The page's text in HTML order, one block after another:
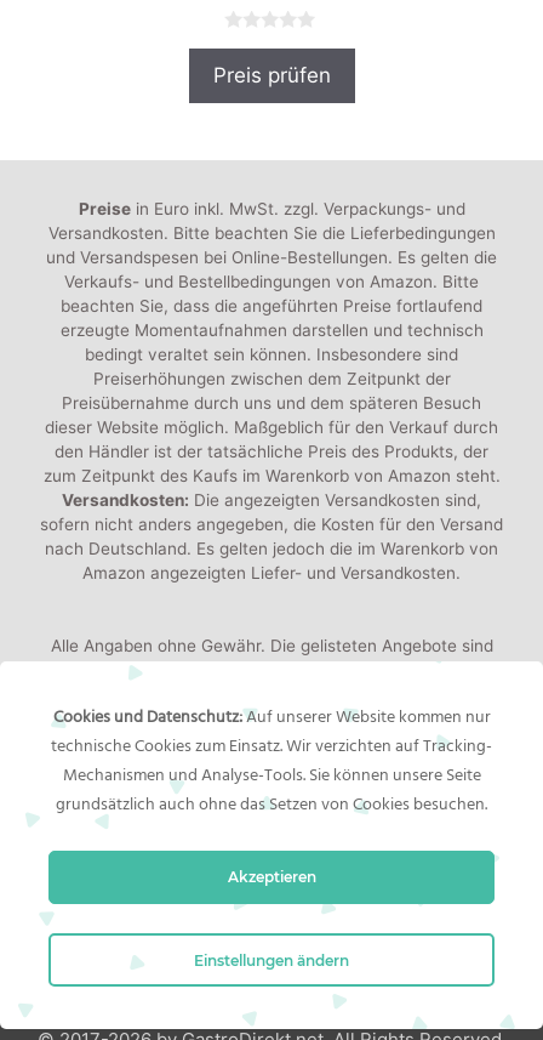
0
o
Preis prüfen
Preisein Euro inkl. MwSt. zzgl. Verpackungs- und
Versandkosten. Bitte beachten Sie die Lieferbedingungen
und Versandspesen bei Online-Bestellungen. Es gelten die
Verkaufs- und Bestellbedingungen von Amazon. Bitte
beachten Sie, dass die angeführten Preise fortlaufend
erzeugte Momentaufnahmen darstellen und technisch
bedingt veraltet sein können. Insbesondere sind
Preiserhöhungen zwischen dem Zeitpunkt der
Preisübernahme durch uns und dem späteren Besuch
dieser Website möglich. Maßgeblich für den Verkauf durch
den Händler ist der tatsächliche Preis des Produkts, der
zum Zeitpunkt des Kaufs im Warenkorb von Amazon steht.
Versandkosten: Die angezeigten Versandkosten sind,
sofern nicht anders angegeben, die Kosten für den Versand
nach Deutschland. Es gelten jedoch die im Warenkorb von
Amazon angezeigten Liefer- und Versandkosten.
Alle Angaben ohne Gewähr. Die gelisteten Angebote sind
keine verbindlichen Werbeaussagen der Anbieter!
jeweiligen Händler oder Hersteller bereitgestellt. Das
gelieferte Produkt kann von den Bildern abweichen.
Impressum
Datenschutzerklärung
Cookies und Datenschutz:Auf unserer Website kommen nur
technische Cookies zum Einsatz. Wir verzichten auf Tracking-
Mechanismen und Analyse-Tools. Sie können unsere Seite
grundsätzlich auch ohne das Setzen von Cookies besuchen.
Akzeptieren
Einstellungen ändern